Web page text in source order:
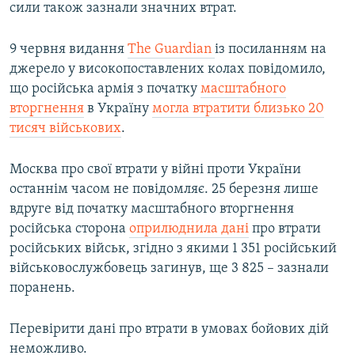
сили також зазнали значних втрат.
9 червня видання The Guardian із посиланням на
джерело у високопоставлених колах повідомило,
що російська армія з початку масштабного
вторгнення в Україну могла втратити близько 20
тисяч військових.
Москва про свої втрати у війні проти України
останнім часом не повідомляє. 25 березня лише
вдруге від початку масштабного вторгнення
російська сторона оприлюднила дані про втрати
російських військ, згідно з якими 1 351 російський
військовослужбовець загинув, ще 3 825 – зазнали
поранень​.
Перевірити дані про втрати в умовах бойових дій
неможливо.